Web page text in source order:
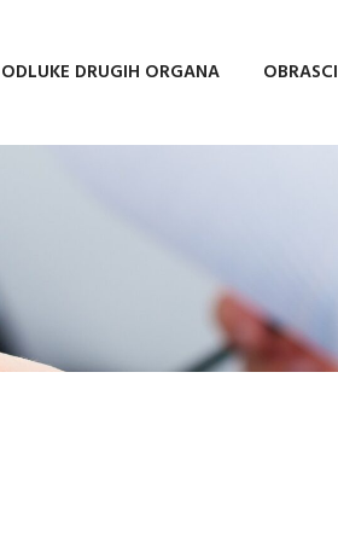
ODLUKE DRUGIH ORGANA OBRASCI